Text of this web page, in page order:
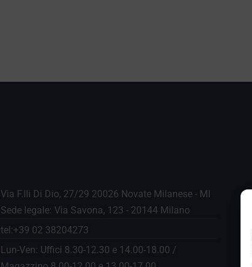
Via F.lli Di Dio, 27/29 20026 Novate Milanese - MI
Sede legale: Via Savona, 123 - 20144 Milano
tel:+39 02 38204273
Lun-Ven: Uffici 8.30-12.30 e 14.00-18.00 /